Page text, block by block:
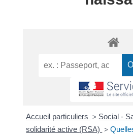
Accueil particuliers > Social -
solidarité active (RSA) >